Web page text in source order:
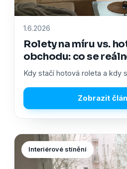
1.6.2026
Rolety na míru vs.
obchodu: co se
Kdy stačí hotová roleta a kdy
Zobrazit
Interiérové stínění